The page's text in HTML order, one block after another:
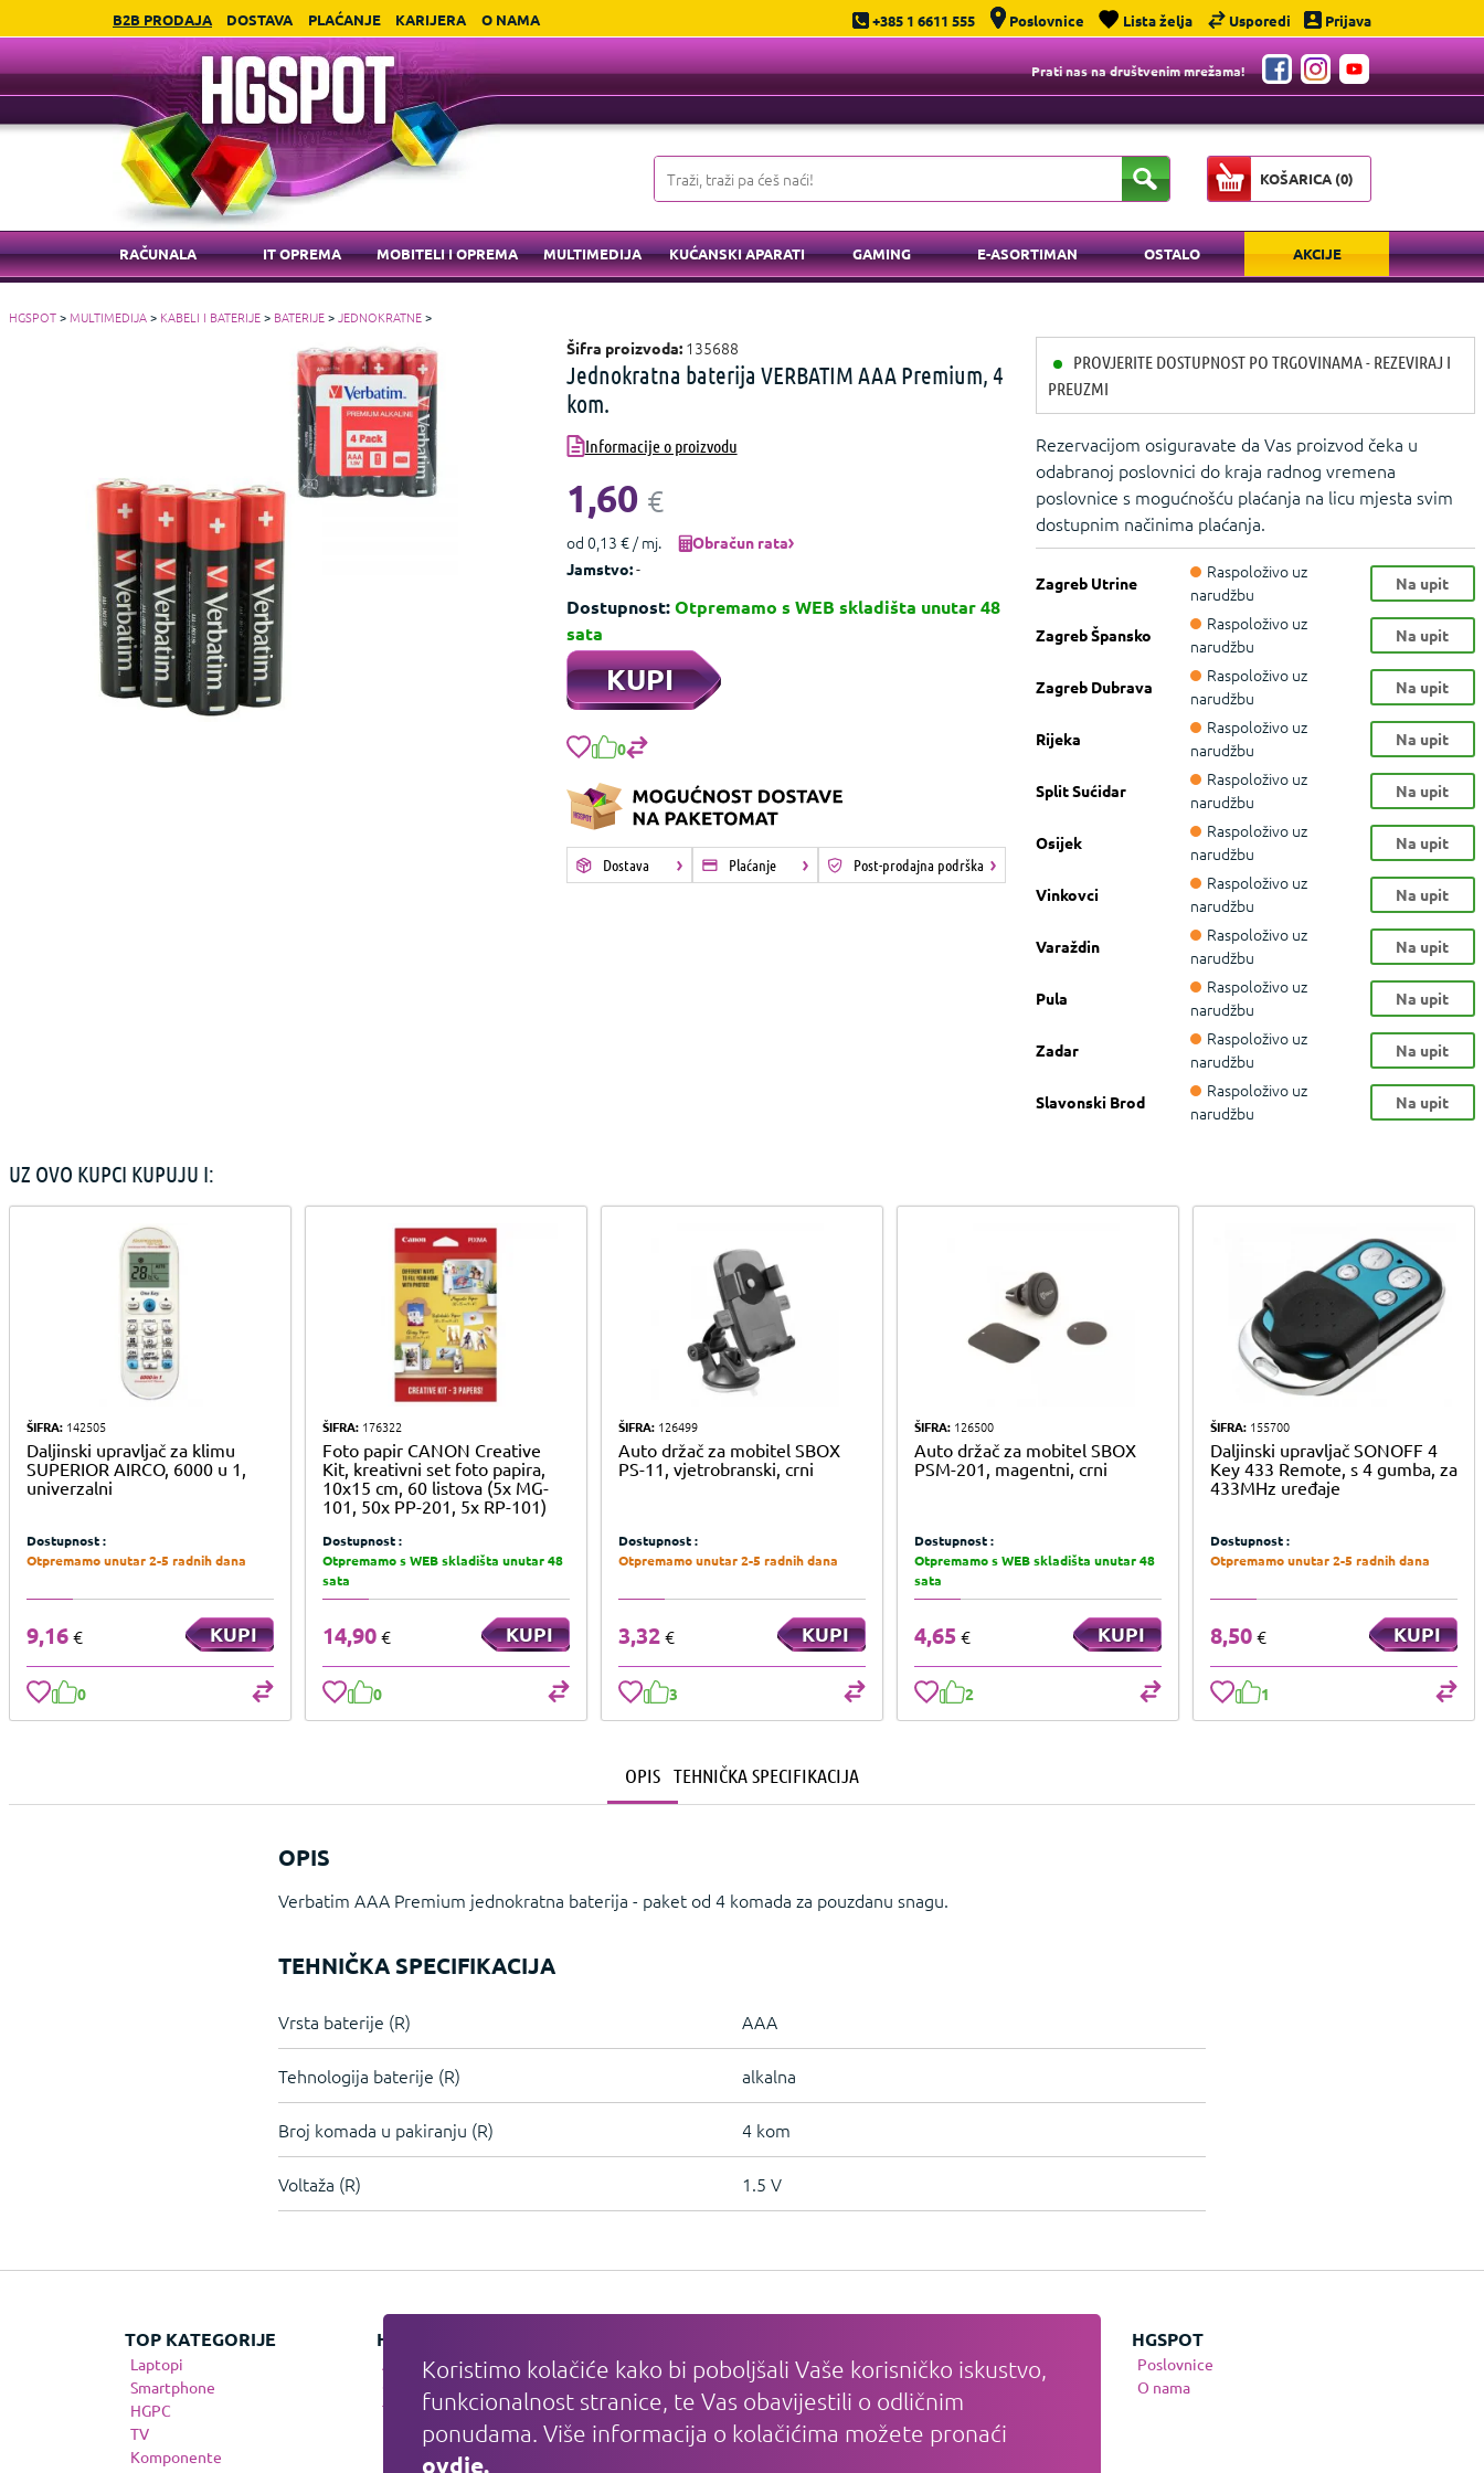
B2B PRODAJA DOSTAVA PLAĆANJE KARIJERA O NAMA +385 1 6611 555 Poslovnice Lista želja Usporedi Prijava
Prati nas na društvenim mrežama!
KOŠARICA (0)
RAČUNALA IT OPREMA MOBITELI I OPREMA MULTIMEDIJA KUĆANSKI APARATI GAMING E-ASORTIMAN OSTALO AKCIJE
HGSPOT>MULTIMEDIJA> KABELI I BATERIJE> BATERIJE>JEDNOKRATNE>
Šifra proizvoda: 135688
Jednokratna baterija VERBATIM AAA Premium, 4
kom.
Informacije o proizvodu
1,60 €
od 0,13 € / mj.
Obračun rata
Jamstvo:-
Dostupnost:Otpremamo s WEB skladišta unutar 48
sata
KUPI
0
Dostava Plaćanje Post-prodajna podrška
PROVJERITE DOSTUPNOST PO TRGOVINAMA - REZEVIRAJ I
PREUZMI
Rezervacijom osiguravate da Vas proizvod čeka u
odabranoj poslovnici do kraja radnog vremena
poslovnice s mogućnošću plaćanja na licu mjesta svim
dostupnim načinima plaćanja.
Zagreb Utrine
Raspoloživo uz
narudžbu
Na upit
Zagreb Špansko
Raspoloživo uz
narudžbu
Na upit
Zagreb Dubrava
Raspoloživo uz
narudžbu
Na upit
Rijeka
Raspoloživo uz
narudžbu
Na upit
Split Sućidar
Raspoloživo uz
narudžbu
Na upit
Osijek
Raspoloživo uz
narudžbu
Na upit
Vinkovci
Raspoloživo uz
narudžbu
Na upit
Varaždin
Raspoloživo uz
narudžbu
Na upit
Pula
Raspoloživo uz
narudžbu
Na upit
Zadar
Raspoloživo uz
narudžbu
Na upit
Slavonski Brod
Raspoloživo uz
narudžbu
Na upit
UZ OVO KUPCI KUPUJU I:
ŠIFRA: 142505
Daljinski upravljač za klimu
SUPERIOR AIRCO, 6000 u 1,
univerzalni
Dostupnost :
Otpremamo unutar 2-5 radnih dana
9,16€ KUPI
0
ŠIFRA: 176322
Foto papir CANON Creative
Kit, kreativni set foto papira,
10x15 cm, 60 listova (5x MG-
101, 50x PP-201, 5x RP-101)
Dostupnost :
Otpremamo s WEB skladišta unutar 48
sata
14,90€ KUPI
0
ŠIFRA: 126499
Auto držač za mobitel SBOX
PS-11, vjetrobranski, crni
Dostupnost :
Otpremamo unutar 2-5 radnih dana
3,32€ KUPI
3
ŠIFRA: 126500
Auto držač za mobitel SBOX
PSM-201, magentni, crni
Dostupnost :
Otpremamo s WEB skladišta unutar 48
sata
4,65€ KUPI
2
ŠIFRA: 155700
Daljinski upravljač SONOFF 4
Key 433 Remote, s 4 gumba, za
433MHz uređaje
Dostupnost :
Otpremamo unutar 2-5 radnih dana
8,50€ KUPI
1
OPIS TEHNIČKA SPECIFIKACIJA
OPIS
Verbatim AAA Premium jednokratna baterija - paket od 4 komada za pouzdanu snagu.
TEHNIČKA SPECIFIKACIJA
Vrsta baterije (R) AAA
Tehnologija baterije (R) alkalna
Broj komada u pakiranju (R) 4 kom
Voltaža (R) 1.5 V
Koristimo kolačiće kako bi poboljšali Vaše korisničko iskustvo,
funkcionalnost stranice, te Vas obavijestili o odličnim
ponudama. Više informacija o kolačićima možete pronaći
ovdje.
TOP KATEGORIJE
Laptopi
Smartphone
HGPC
TV
Komponente
HIT KATEGORIJE
Apple
Gaming
Telefonija
SERVIS
Plaćanje
Dostava
Servis
Registracija
Uvjeti poslovanja
Zaštita privatnosti
HGSPOT
Poslovnice
O nama